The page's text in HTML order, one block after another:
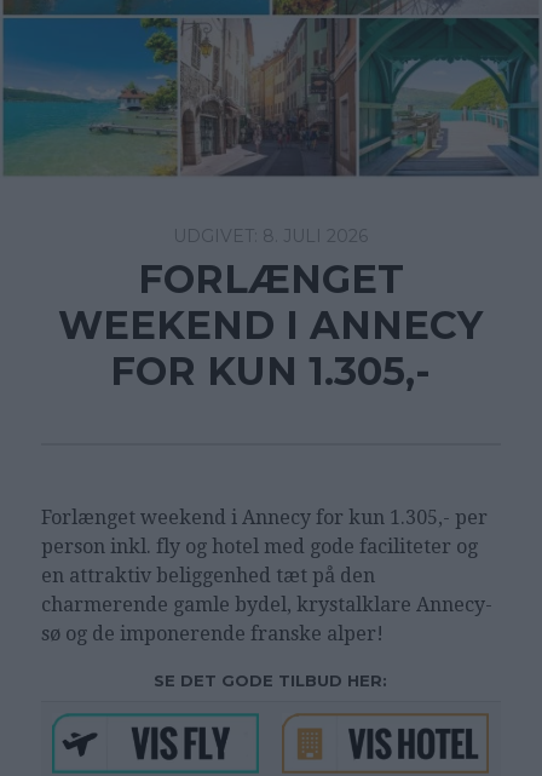
8. JULI 2026
FORLÆNGET
WEEKEND I ANNECY
FOR KUN 1.305,-
Forlænget weekend i Annecy for kun 1.305,- per
person inkl. fly og hotel med gode faciliteter og
en attraktiv beliggenhed tæt på den
charmerende gamle bydel, krystalklare Annecy-
sø og de imponerende franske alper!
SE DET GODE TILBUD HER: